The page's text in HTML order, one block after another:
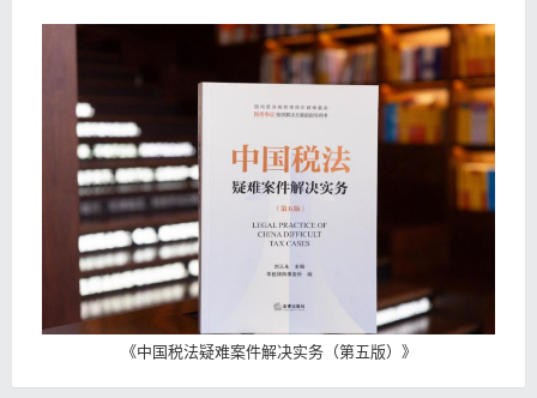
《中国税法疑难案件解决实务（第五版） 》